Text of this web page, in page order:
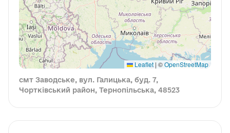
Leaflet | ©OpenStreetMap
смт Заводське, вул. Галицька, буд. 7,
Чортківський район, Тернопільська, 48523